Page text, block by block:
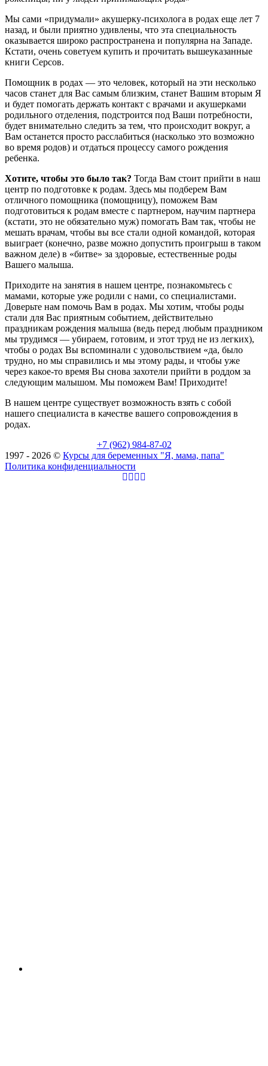
Мы сами «придумали» акушерку-психолога в родах еще лет 7
назад, и были приятно удивлены, что эта специальность
оказывается широко распространена и популярна на Западе.
Кстати, очень советуем купить и прочитать вышеуказанные
книги Серсов.
Помощник в родах — это человек, который на эти несколько
часов станет для Вас самым близким, станет Вашим вторым Я
и будет помогать держать контакт с врачами и акушерками
родильного отделения, подстроится под Ваши потребности,
будет внимательно следить за тем, что происходит вокруг, а
Вам останется просто расслабиться (насколько это возможно
во время родов) и отдаться процессу самого рождения
ребенка.
Хотите, чтобы это было так? Тогда Вам стоит прийти в наш
центр по подготовке к родам. Здесь мы подберем Вам
отличного помощника (помощницу), поможем Вам
подготовиться к родам вместе с партнером, научим партнера
(кстати, это не обязательно муж) помогать Вам так, чтобы не
мешать врачам, чтобы вы все стали одной командой, которая
выиграет (конечно, разве можно допустить проигрыш в таком
важном деле) в «битве» за здоровые, естественные роды
Вашего малыша.
Приходите на занятия в нашем центре, познакомьтесь с
мамами, которые уже родили с нами, со специалистами.
Доверьте нам помочь Вам в родах. Мы хотим, чтобы роды
стали для Вас приятным событием, действительно
праздникам рождения малыша (ведь перед любым праздником
мы трудимся — убираем, готовим, и этот труд не из легких),
чтобы о родах Вы вспоминали с удовольствием «да, было
трудно, но мы справились и мы этому рады, и чтобы уже
через какое-то время Вы снова захотели прийти в роддом за
следующим малышом. Мы поможем Вам! Приходите!
В нашем центре существует возможность взять с собой
нашего специалиста в качестве вашего сопровождения в
родах.
+7 (962) 984-87-02
1997 - 2026 © Курсы для беременных "Я, мама, папа"
Политика конфиденциальности